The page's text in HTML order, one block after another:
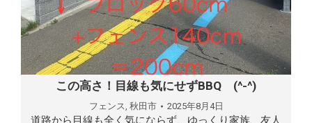
この高さ！目線も気にせずBBQ (^-^)
フェンス 秋田市 2025年8月4日
道路から目線も全く気にならず、ゆっくり家族、友人